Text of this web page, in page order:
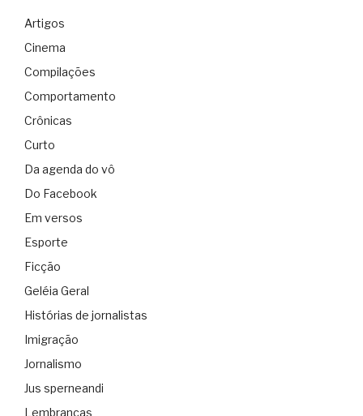
Artigos
Cinema
Compilações
Comportamento
Crônicas
Curto
Da agenda do vô
Do Facebook
Em versos
Esporte
Ficção
Geléia Geral
Histórias de jornalistas
Imigração
Jornalismo
Jus sperneandi
Lembranças